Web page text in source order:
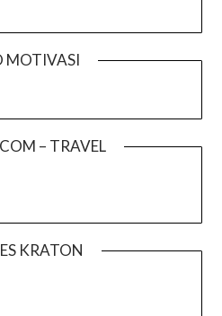
MOTIVASI
– TRAVEL
KRATON